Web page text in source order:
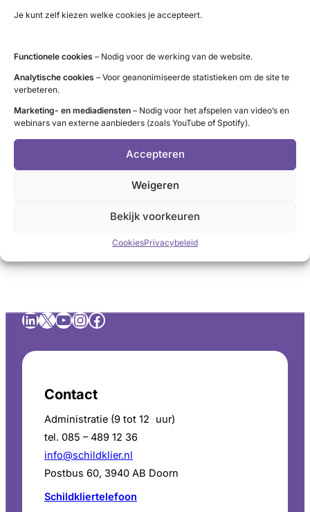
Je kunt zelf kiezen welke cookies je accepteert.
Functionele cookies – Nodig voor de werking van de website.
Analytische cookies – Voor geanonimiseerde statistieken om de site te
verbeteren.
Marketing- en mediadiensten – Nodig voor het afspelen van video’s en
webinars van externe aanbieders (zoals YouTube of Spotify).
Accepteren
Weigeren
Bekijk voorkeuren
CookiesPrivacybeleid
In principe behoeft pretibiaalmyxoedeem
geboden worden. Deze bestaat uit een huidzalf met
ontstekingsremmers), die onder een alles bedekkend en
nogal strak aangebracht zwachtelverband wordt
aangebracht. De behandeling wordt meestal door een
maanden worden volgehouden. Bij ernstige gevallen
myxoedeemheeft een behandeling niet
LinkedIn
X YouTube
Instagram
Facebook
Contact
Administratie (9 tot 12 uur)
tel. 085 – 489 12 36
info@schildklier.nl
Postbus 60, 3940 AB Doorn
Schildkliertelefoon